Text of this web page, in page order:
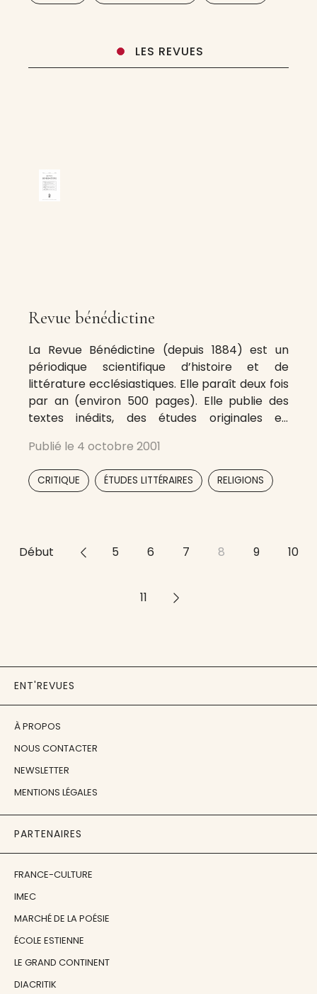
LES REVUES
Revue bénédictine
La Revue Bénédictine (depuis 1884) est un
périodique scientifique d’histoire et de
littérature ecclésiastiques. Elle paraît deux fois
par an (environ 500 pages). Elle publie des
textes inédits, des études originales en
comptes rendus d’ouvrages récemment
parus, ainsi que deux bulletins bibliographiques.
Le Bulletin d’histoire bénédictine (Mlle Aymes)
Publié le 4 octobre 2001
CRITIQUE ÉTUDES LITTÉRAIRES RELIGIONS
Début << 5 6 7 8 9 10
11 >>
ENT'REVUES
À PROPOS
NOUS CONTACTER
NEWSLETTER
MENTIONS LÉGALES
PARTENAIRES
FRANCE-CULTURE
IMEC
MARCHÉ DE LA POÉSIE
ÉCOLE ESTIENNE
LE GRAND CONTINENT
DIACRITIK